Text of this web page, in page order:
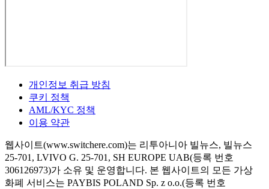
개인정보 취급 방침
쿠키 정책
AML/KYC 정책
이용 약관
웹사이트(www.switchere.com)는 리투아니아 빌뉴스, 빌뉴스
25-701, LVIVO G. 25-701, SH EUROPE UAB(등록 번호
306126973)가 소유 및 운영합니다. 본 웹사이트의 모든 가상
화폐 서비스는 PAYBIS POLAND Sp. z o.o.(등록 번호